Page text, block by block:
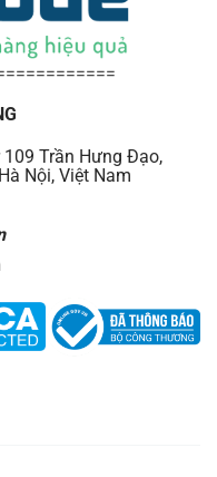
Trần Hưng Đạo,
Nội, Việt Nam